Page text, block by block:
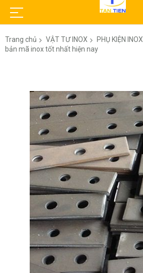
Trang chủ VẬT TƯ INOX PHỤ KIỆN INOX
bản mã inox tốt nhất hiện nay